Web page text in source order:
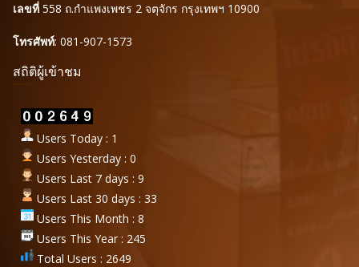
เลขที่ 558 ถ.กำแพงเพชร 2 จตุจักร กรุงเทพฯ 10900
โทรศัพท์: 081-907-1573
สถิติผู้เข้าชม
Users Today : 1
Users Yesterday : 0
Users Last 7 days : 9
Users Last 30 days : 33
Users This Month : 8
Users This Year : 245
Total Users : 2649